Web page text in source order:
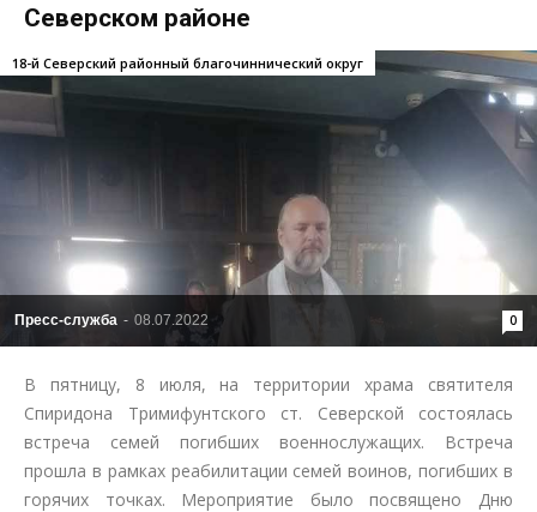
Северском районе
Пресс-служба - 08.07.2022 0
18-й Северский районный благочиннический округ
В пятницу, 8 июля, на территории храма святителя
Спиридона Тримифунтского ст. Северской состоялась
встреча семей погибших военнослужащих. Встреча
прошла в рамках реабилитации семей воинов, погибших в
горячих точках. Мероприятие было посвящено Дню